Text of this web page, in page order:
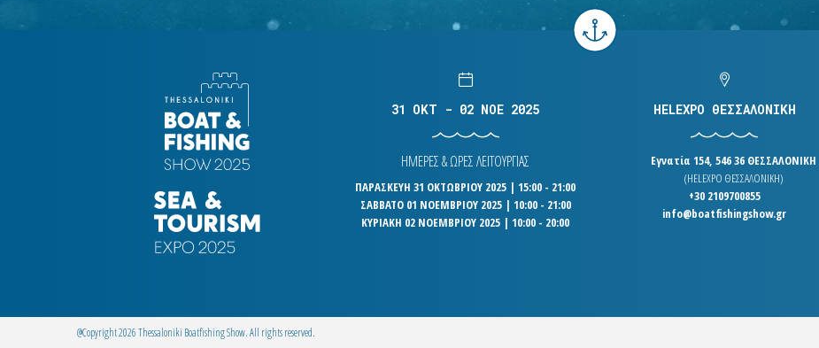
31 OKT - 02 NOE 2025
ΗΜΕΡΕΣ & ΩΡΕΣ ΛΕΙΤΟΥΡΓΙΑΣ
ΠΑΡΑΣΚΕΥΗ 31 ΟΚΤΩΒΡΙΟΥ 2025 | 15:00 - 21:00
ΣΑΒΒΑΤΟ 01 ΝΟΕΜΒΡΙΟΥ 2025 | 10:00 - 21:00
ΚΥΡΙΑΚΗ 02 ΝΟΕΜΒΡΙΟΥ 2025 | 10:00 - 20:00
HELEXPO ΘΕΣΣΑΛΟΝΙΚΗ
Εγνατία 154, 546 36 ΘΕΣΣΑΛΟΝΙΚΗ
(HELEXPO ΘΕΣΣΑΛΟΝΙΚΗ)
+30 2109700855
info@boatfishingshow.gr
@Copyright 2026 Thessaloniki Boatfishing Show. All rights reserved.